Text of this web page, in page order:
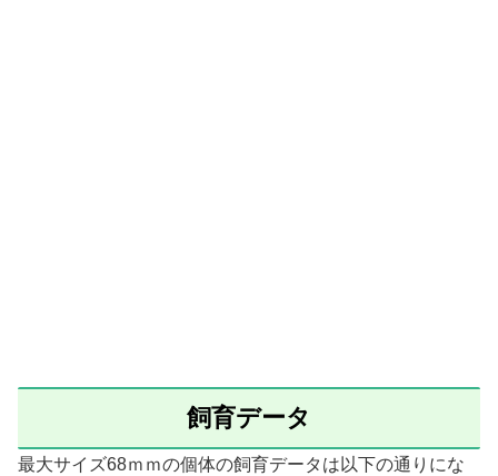
飼育データ
最大サイズ68ｍｍの個体の飼育データは以下の通りにな